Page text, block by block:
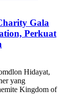
Gala
Perkuat
Hidayat,
yang
Kingdom of